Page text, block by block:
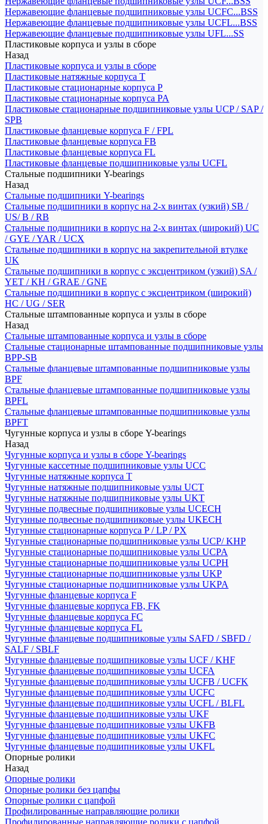
Нержавеющие фланцевые подшипниковые узлы UCFC...BSS
Нержавеющие фланцевые подшипниковые узлы UCFL...BSS
Нержавеющие фланцевые подшипниковые узлы UFL...SS
Пластиковые корпуса и узлы в сборе
Назад
Пластиковые корпуса и узлы в сборе
Пластиковые натяжные корпуса T
Пластиковые стационарные корпуса P
Пластиковые стационарные корпуса PA
Пластиковые стационарные подшипниковые узлы UCP / SAP /
SPB
Пластиковые фланцевые корпуса F / FPL
Пластиковые фланцевые корпуса FB
Пластиковые фланцевые корпуса FL
Пластиковые фланцевые подшипниковые узлы UCFL
Стальные подшипники Y-bearings
Назад
Стальные подшипники Y-bearings
Стальные подшипники в корпус на 2-х винтах (узкий) SB /
US/ B / RB
Стальные подшипники в корпус на 2-х винтах (широкий) UC
/ GYE / YAR / UCX
Стальные подшипники в корпус на закрепительной втулке
UK
Стальные подшипники в корпус с эксцентриком (узкий) SA /
YET / KH / GRAE / GNE
Стальные подшипники в корпус с эксцентриком (широкий)
HC / UG / SER
Стальные штампованные корпуса и узлы в сборе
Назад
Стальные штампованные корпуса и узлы в сборе
Стальные стационарные штампованные подшипниковые узлы
BPP-SB
Стальные фланцевые штампованные подшипниковые узлы
BPF
Стальные фланцевые штампованные подшипниковые узлы
BPFL
Стальные фланцевые штампованные подшипниковые узлы
BPFT
Чугунные корпуса и узлы в сборе Y-bearings
Назад
Чугунные корпуса и узлы в сборе Y-bearings
Чугунные кассетные подшипниковые узлы UCC
Чугунные натяжные корпуса T
Чугунные натяжные подшипниковые узлы UCT
Чугунные натяжные подшипниковые узлы UKT
Чугунные подвесные подшипниковые узлы UCECH
Чугунные подвесные подшипниковые узлы UKECH
Чугунные стационарные корпуса P / LP / PX
Чугунные стационарные подшипниковые узлы UCP/ KHP
Чугунные стационарные подшипниковые узлы UCPA
Чугунные стационарные подшипниковые узлы UCPH
Чугунные стационарные подшипниковые узлы UKP
Чугунные стационарные подшипниковые узлы UKPA
Чугунные фланцевые корпуса F
Чугунные фланцевые корпуса FB, FK
Чугунные фланцевые корпуса FC
Чугунные фланцевые корпуса FL
Чугунные фланцевые подшипниковые узлы SAFD / SBFD /
SALF / SBLF
Чугунные фланцевые подшипниковые узлы UCF / KHF
Чугунные фланцевые подшипниковые узлы UCFA
Чугунные фланцевые подшипниковые узлы UCFB / UCFK
Чугунные фланцевые подшипниковые узлы UCFC
Чугунные фланцевые подшипниковые узлы UCFL / BLFL
Чугунные фланцевые подшипниковые узлы UKF
Чугунные фланцевые подшипниковые узлы UKFB
Чугунные фланцевые подшипниковые узлы UKFC
Чугунные фланцевые подшипниковые узлы UKFL
Опорные ролики
Назад
Опорные ролики
Опорные ролики без цапфы
Опорные ролики с цапфой
Профилированные направляющие ролики
Профилированные направляющие ролики с цапфой